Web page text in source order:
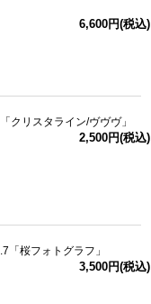
6,600円(税込)
リスタライン/ヴヴヴ」
2,500円(税込)
「桜フォトグラフ」
3,500円(税込)